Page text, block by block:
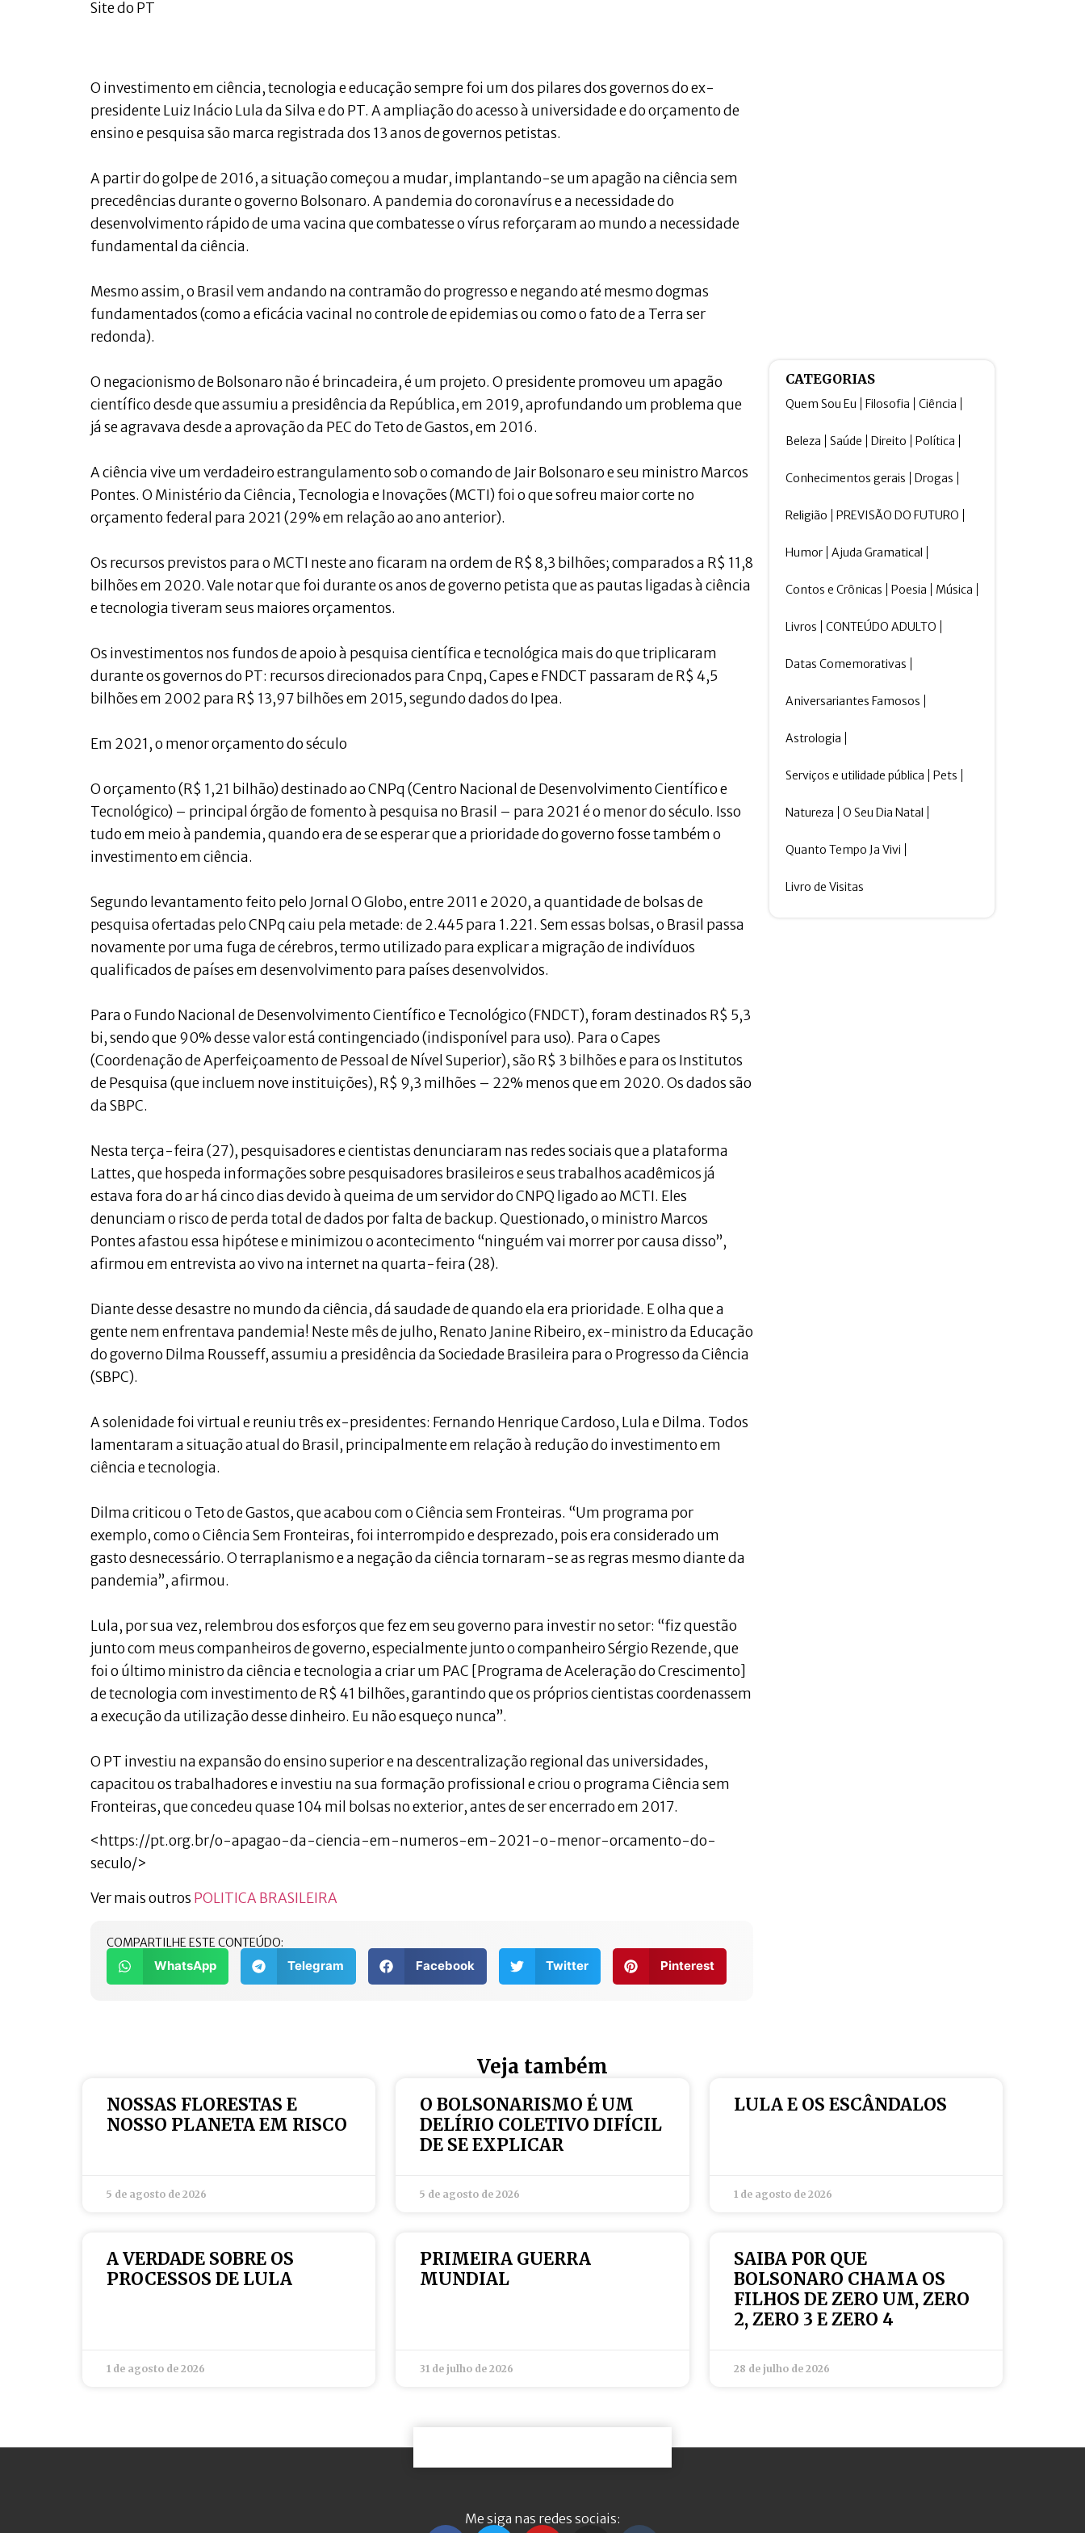
Site do PT
O investimento em ciência, tecnologia e educação sempre foi um dos pilares dos governos do ex-
presidente Luiz Inácio Lula da Silva e do PT. A ampliação do acesso à universidade e do orçamento de
ensino e pesquisa são marca registrada dos 13 anos de governos petistas.
A partir do golpe de 2016, a situação começou a mudar, implantando-se um apagão na ciência sem
precedências durante o governo Bolsonaro. A pandemia do coronavírus e a necessidade do
desenvolvimento rápido de uma vacina que combatesse o vírus reforçaram ao mundo a necessidade
fundamental da ciência.
Mesmo assim, o Brasil vem andando na contramão do progresso e negando até mesmo dogmas
fundamentados (como a eficácia vacinal no controle de epidemias ou como o fato de a Terra ser
redonda).
O negacionismo de Bolsonaro não é brincadeira, é um projeto. O presidente promoveu um apagão
científico desde que assumiu a presidência da República, em 2019, aprofundando um problema que
já se agravava desde a aprovação da PEC do Teto de Gastos, em 2016.
A ciência vive um verdadeiro estrangulamento sob o comando de Jair Bolsonaro e seu ministro Marcos
Pontes. O Ministério da Ciência, Tecnologia e Inovações (MCTI) foi o que sofreu maior corte no
orçamento federal para 2021 (29% em relação ao ano anterior).
Os recursos previstos para o MCTI neste ano ficaram na ordem de R$ 8,3 bilhões; comparados a R$ 11,8
bilhões em 2020. Vale notar que foi durante os anos de governo petista que as pautas ligadas à ciência
e tecnologia tiveram seus maiores orçamentos.
Os investimentos nos fundos de apoio à pesquisa científica e tecnológica mais do que triplicaram
durante os governos do PT: recursos direcionados para Cnpq, Capes e FNDCT passaram de R$ 4,5
bilhões em 2002 para R$ 13,97 bilhões em 2015, segundo dados do Ipea.
Em 2021, o menor orçamento do século
O orçamento (R$ 1,21 bilhão) destinado ao CNPq (Centro Nacional de Desenvolvimento Científico e
Tecnológico) – principal órgão de fomento à pesquisa no Brasil – para 2021 é o menor do século. Isso
tudo em meio à pandemia, quando era de se esperar que a prioridade do governo fosse também o
investimento em ciência.
Segundo levantamento feito pelo Jornal O Globo, entre 2011 e 2020, a quantidade de bolsas de
pesquisa ofertadas pelo CNPq caiu pela metade: de 2.445 para 1.221. Sem essas bolsas, o Brasil passa
novamente por uma fuga de cérebros, termo utilizado para explicar a migração de indivíduos
qualificados de países em desenvolvimento para países desenvolvidos.
Para o Fundo Nacional de Desenvolvimento Científico e Tecnológico (FNDCT), foram destinados R$ 5,3
bi, sendo que 90% desse valor está contingenciado (indisponível para uso). Para o Capes
(Coordenação de Aperfeiçoamento de Pessoal de Nível Superior), são R$ 3 bilhões e para os Institutos
de Pesquisa (que incluem nove instituições), R$ 9,3 milhões – 22% menos que em 2020. Os dados são
da SBPC.
Nesta terça-feira (27), pesquisadores e cientistas denunciaram nas redes sociais que a plataforma
Lattes, que hospeda informações sobre pesquisadores brasileiros e seus trabalhos acadêmicos já
estava fora do ar há cinco dias devido à queima de um servidor do CNPQ ligado ao MCTI. Eles
denunciam o risco de perda total de dados por falta de backup. Questionado, o ministro Marcos
Pontes afastou essa hipótese e minimizou o acontecimento “ninguém vai morrer por causa disso”,
afirmou em entrevista ao vivo na internet na quarta-feira (28).
Diante desse desastre no mundo da ciência, dá saudade de quando ela era prioridade. E olha que a
gente nem enfrentava pandemia! Neste mês de julho, Renato Janine Ribeiro, ex-ministro da Educação
do governo Dilma Rousseff, assumiu a presidência da Sociedade Brasileira para o Progresso da Ciência
(SBPC).
A solenidade foi virtual e reuniu três ex-presidentes: Fernando Henrique Cardoso, Lula e Dilma. Todos
lamentaram a situação atual do Brasil, principalmente em relação à redução do investimento em
ciência e tecnologia.
Dilma criticou o Teto de Gastos, que acabou com o Ciência sem Fronteiras. “Um programa por
exemplo, como o Ciência Sem Fronteiras, foi interrompido e desprezado, pois era considerado um
gasto desnecessário. O terraplanismo e a negação da ciência tornaram-se as regras mesmo diante da
pandemia”, afirmou.
Lula, por sua vez, relembrou dos esforços que fez em seu governo para investir no setor: “fiz questão
junto com meus companheiros de governo, especialmente junto o companheiro Sérgio Rezende, que
foi o último ministro da ciência e tecnologia a criar um PAC [Programa de Aceleração do Crescimento]
de tecnologia com investimento de R$ 41 bilhões, garantindo que os próprios cientistas coordenassem
a execução da utilização desse dinheiro. Eu não esqueço nunca”.
O PT investiu na expansão do ensino superior e na descentralização regional das universidades,
capacitou os trabalhadores e investiu na sua formação profissional e criou o programa Ciência sem
Fronteiras, que concedeu quase 104 mil bolsas no exterior, antes de ser encerrado em 2017.
<https://pt.org.br/o-apagao-da-ciencia-em-numeros-em-2021-o-menor-orcamento-do-
seculo/>
Ver mais outros POLITICA BRASILEIRA
COMPARTILHE ESTE CONTEÚDO:
WhatsApp Telegram Facebook Twitter Pinterest
CATEGORIAS
Quem Sou Eu Filosofia Ciência
Beleza Saúde Direito Política
Conhecimentos gerais Drogas
Religião PREVISÃO DO FUTURO
Humor Ajuda Gramatical
Contos e Crônicas Poesia Música
Livros CONTEÚDO ADULTO
Datas Comemorativas
Aniversariantes Famosos
Astrologia
Serviços e utilidade pública Pets
Natureza O Seu Dia Natal
Quanto Tempo Ja Vivi
Livro de Visitas
Veja também
NOSSAS FLORESTAS E
NOSSO PLANETA EM RISCO
5 de agosto de 2026
O BOLSONARISMO É UM
DELÍRIO COLETIVO DIFÍCIL
DE SE EXPLICAR
5 de agosto de 2026
LULA E OS ESCÂNDALOS
1 de agosto de 2026
A VERDADE SOBRE OS
PROCESSOS DE LULA
1 de agosto de 2026
PRIMEIRA GUERRA
MUNDIAL
31 de julho de 2026
SAIBA P0R QUE
BOLSONARO CHAMA OS
FILHOS DE ZERO UM, ZERO
2, ZERO 3 E ZERO 4
28 de julho de 2026
Me siga nas redes sociais: